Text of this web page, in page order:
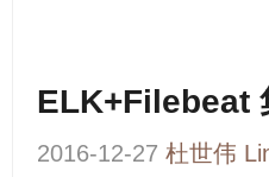
ELK+Filebeat
2016-12-27 杜世伟